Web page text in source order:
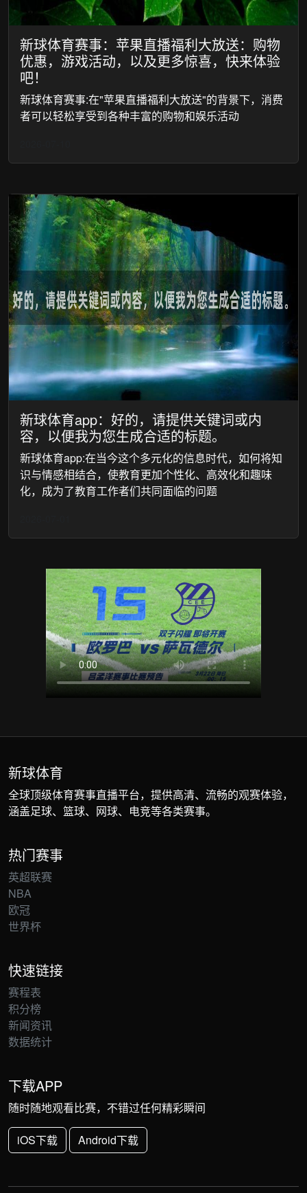
新球体育赛事：苹果直播福利大放送：购物
优惠，游戏活动，以及更多惊喜，快来体验
吧！
新球体育赛事:在"苹果直播福利大放送"的背景下，消费
者可以轻松享受到各种丰富的购物和娱乐活动
新球体育app：好的，请提供关键词或内
容，以便我为您生成合适的标题。
新球体育app:在当今这个多元化的信息时代，如何将知
识与情感相结合，使教育更加个性化、高效化和趣味
化，成为了教育工作者们共同面临的问题
新球体育
全球顶级体育赛事直播平台，提供高清、流畅的观赛体验，
涵盖足球、篮球、网球、电竞等各类赛事。
热门赛事
英超联赛
NBA
欧冠
世界杯
快速链接
赛程表
积分榜
新闻资讯
数据统计
下载APP
随时随地观看比赛，不错过任何精彩瞬间
iOS下载 Android下载